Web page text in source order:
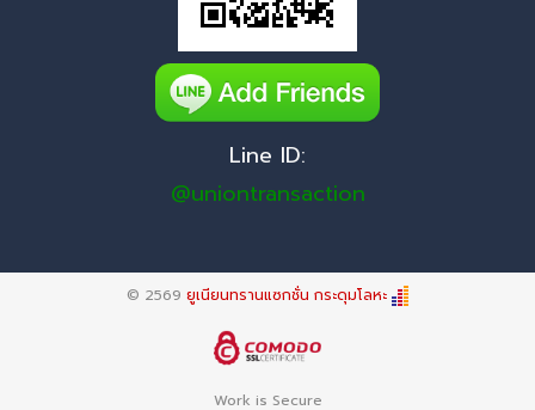
Line ID:
@uniontransaction
© 2569 ยูเนียนทรานแซกชั่น กระดุมโลหะ
Work is Secure